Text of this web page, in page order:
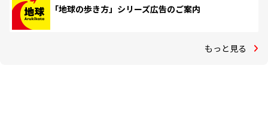
「地球の歩き方」シリーズ広告のご案内
もっと見る